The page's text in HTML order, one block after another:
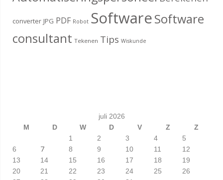
converter JPG PDF Robot SoftwareSoftware
consultant Tekenen Tips Wiskunde
juli 2026
M
D W D V Z
Z
1
2 3 4
5
6
7 8 9 10 11
12
13
14 15 16 17 18
19
20
21 22 23 24 25
26